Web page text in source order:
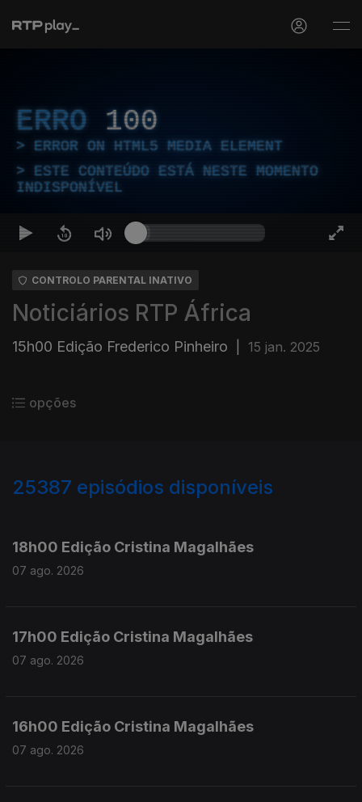
ERRO 100
ERROR ON HTML5 MEDIA ELEMENT
ESTE CONTEÚDO ESTÁ NESTE MOMENTO
INDISPONÍVEL
CONTROLO PARENTAL INATIVO
Noticiários RTP África
15h00 Edição Frederico Pinheiro 15 jan. 2025
opções
25387 episódios disponíveis
18h00 Edição Cristina Magalhães
07 ago. 2026
17h00 Edição Cristina Magalhães
07 ago. 2026
16h00 Edição Cristina Magalhães
07 ago. 2026